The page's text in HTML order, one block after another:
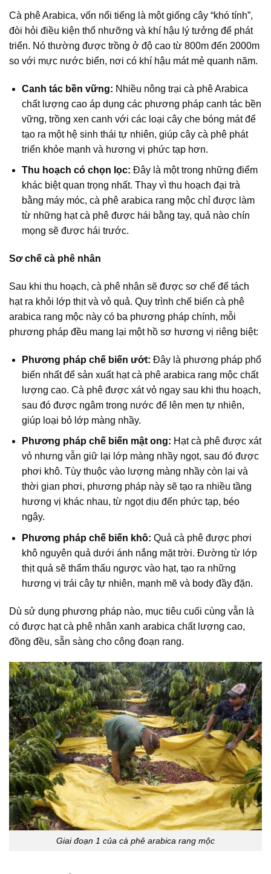
Cà phê Arabica, vốn nổi tiếng là một giống cây “khó tính”,
đòi hỏi điều kiện thổ nhưỡng và khí hậu lý tưởng để phát
triển. Nó thường được trồng ở độ cao từ 800m đến 2000m
so với mực nước biển, nơi có khí hậu mát mẻ quanh năm.
Canh tác bền vững: Nhiều nông trại cà phê Arabica
chất lượng cao áp dụng các phương pháp canh tác bền
vững, trồng xen canh với các loại cây che bóng mát để
tạo ra một hệ sinh thái tự nhiên, giúp cây cà phê phát
triển khỏe mạnh và hương vị phức tạp hơn.
Thu hoạch có chọn lọc: Đây là một trong những điểm
khác biệt quan trọng nhất. Thay vì thu hoạch đại trà
bằng máy móc, cà phê arabica rang mộcchỉ được làm
từ những hạt cà phê được hái bằng tay, quả nào chín
mọng sẽ được hái trước.
Sơ chế cà phê nhân
Sau khi thu hoạch, cà phê nhân sẽ được sơ chế để tách
hạt ra khỏi lớp thịt và vỏ quả. Quy trình chế biến cà phê
arabica rang mộc này có ba phương pháp chính, mỗi
phương pháp đều mang lại một hồ sơ hương vị riêng biệt:
Phương pháp chế biến ướt: Đây là phương pháp phổ
biến nhất để sản xuất hạt cà phê arabica rang mộcchất
lượng cao. Cà phê được xát vỏ ngay sau khi thu hoạch,
sau đó được ngâm trong nước để lên men tự nhiên,
giúp loại bỏ lớp màng nhầy.
Phương pháp chế biến mật ong: Hạt cà phê được xát
vỏ nhưng vẫn giữ lại lớp màng nhầy ngọt, sau đó được
phơi khô. Tùy thuộc vào lượng màng nhầy còn lại và
thời gian phơi, phương pháp này sẽ tạo ra nhiều tầng
hương vị khác nhau, từ ngọt dịu đến phức tạp, béo
ngậy.
Phương pháp chế biến khô: Quả cà phê được phơi
khô nguyên quả dưới ánh nắng mặt trời. Đường từ lớp
thịt quả sẽ thẩm thấu ngược vào hạt, tạo ra những
hương vị trái cây tự nhiên, mạnh mẽ và body đầy đặn.
Dù sử dụng phương pháp nào, mục tiêu cuối cùng vẫn là
có được hạt cà phê nhân xanh arabica chất lượng cao,
đồng đều, sẵn sàng cho công đoạn rang.
Giai đoạn 1 của cà phê arabica rang mộc